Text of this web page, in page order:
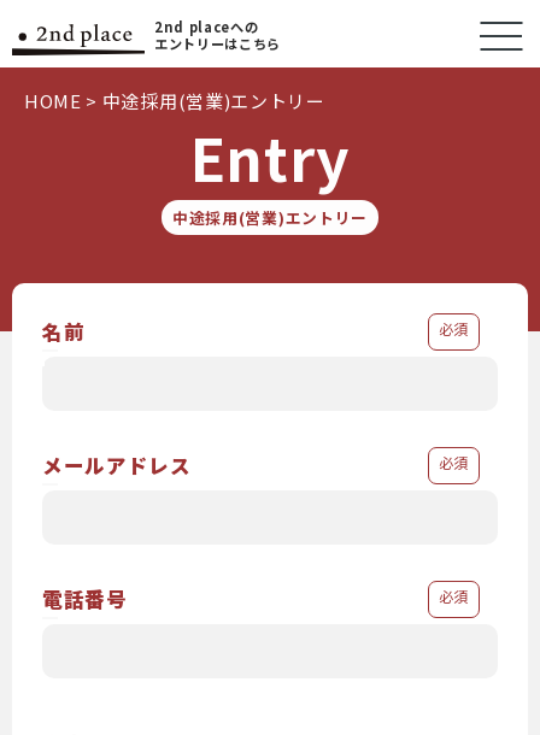
2nd placeへの
エントリーはこちら
HOME > 中途採用(営業)エントリー
中途採用(営業)エントリー
Entry
名前 必須
メールアドレス 必須
電話番号 必須